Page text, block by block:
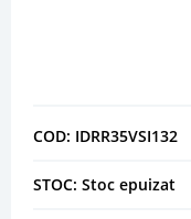
COD: IDRR35VSI132
STOC: Stoc epuizat